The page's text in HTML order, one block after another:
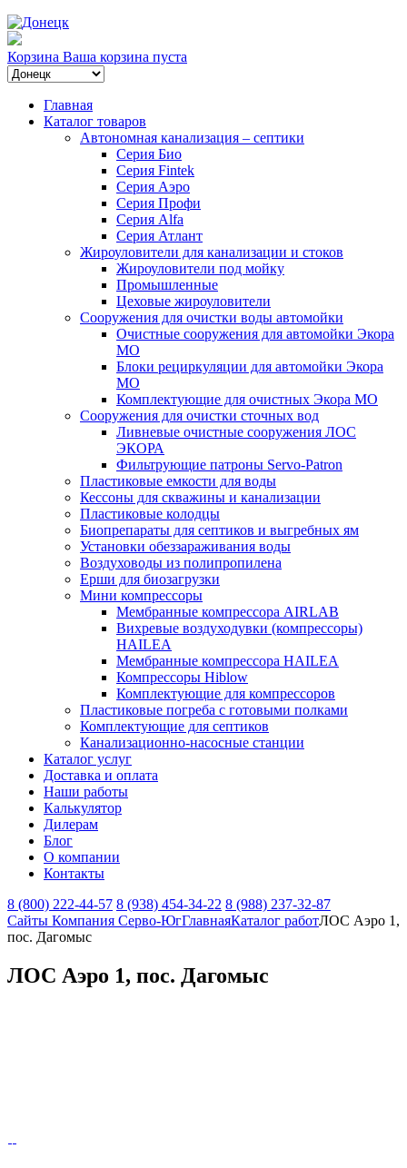
Корзина Ваша корзина пуста
Главная
Каталог товаров
Автономная канализация – септики
Серия Био
Серия Fintek
Серия Аэро
Серия Профи
Серия Alfa
Серия Атлант
Жироуловители для канализации и стоков
Жироуловители под мойку
Промышленные
Цеховые жироуловители
Сооружения для очистки воды автомойки
Очистные сооружения для автомойки Экора
МО
Блоки рециркуляции для автомойки Экора
МО
Комплектующие для очистных Экора МО
Сооружения для очистки сточных вод
Ливневые очистные сооружения ЛОС
ЭКОРА
Фильтрующие патроны Servo-Patron
Пластиковые емкости для воды
Кессоны для скважины и канализации
Пластиковые колодцы
Биопрепараты для септиков и выгребных ям
Установки обеззараживания воды
Воздуховоды из полипропилена
Ерши для биозагрузки
Мини компрессоры
Мембранные компрессора AIRLAB
Вихревые воздуходувки (компрессоры)
HAILEA
Мембранные компрессора HAILEA
Компрессоры Hiblow
Комплектующие для компрессоров
Пластиковые погреба с готовыми полками
Комплектующие для септиков
Канализационно-насосные станции
Каталог услуг
Доставка и оплата
Наши работы
Калькулятор
Дилерам
Блог
О компании
Контакты
8 (800) 222-44-57 8 (938) 454-34-22 8 (988) 237-32-87
Сайты Компания Серво-ЮгГлавнаяКаталог работЛОС Аэро 1,
пос. Дагомыс
ЛОС Аэро 1, пос. Дагомыс